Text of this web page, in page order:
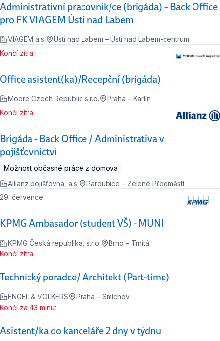
Administrativní pracovník/ce (brigáda) – Back Office
pro FK VIAGEM Ústí nad Labem
VIAGEM a.s. Ústí nad Labem – Ústí nad Labem-centrum
Office asistent(ka)/Recepční (brigáda)
Končí zítra
Moore Czech Republic s.r.o. Praha – Karlín
Brigáda - Back Office / Administrativa v
pojišťovnictví
Končí zítra
Možnost občasné práce z domova
Allianz pojišťovna, a.s.
Pardubice – Zelené Předměstí
KPMG Ambasador (student VŠ) - MUNI
29. července
KPMG Česká republika, s.r.o. Brno – Trnitá
Technický poradce/ Architekt (Part-time)
Končí zítra
ENGEL & VÖLKERS Praha – Smíchov
Asistent/ka do kanceláře 2 dny v týdnu
Končí za 43 minut